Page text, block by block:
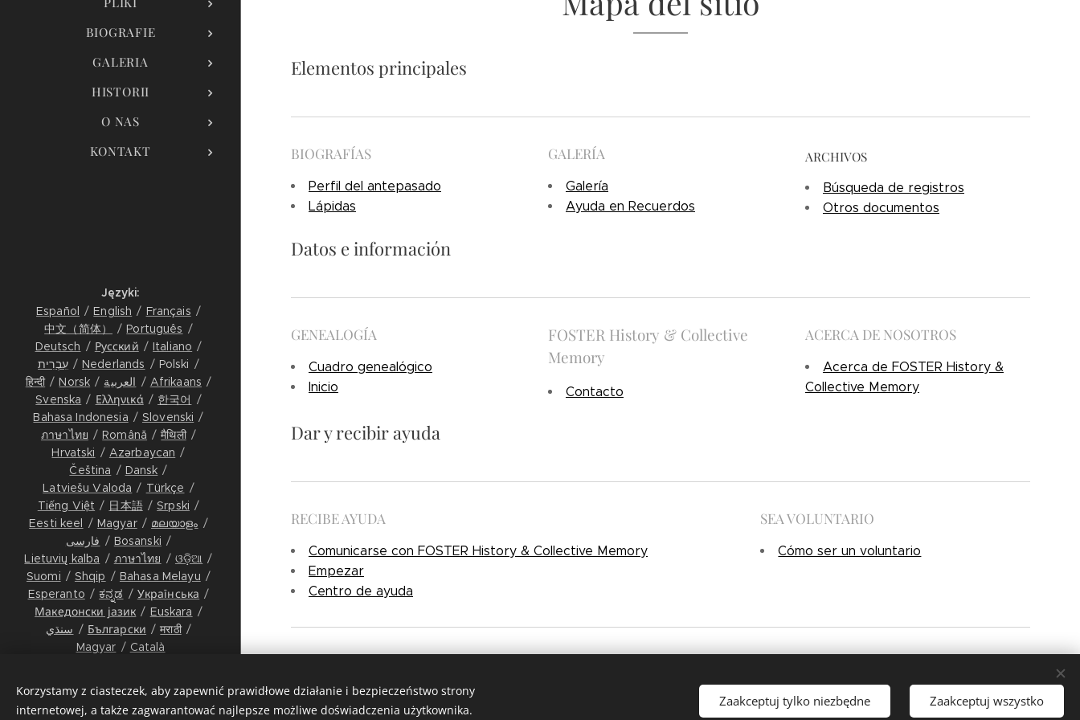
BIOGRAFIE
GALERIA
HISTORII
O NAS
KONTAKT
Elementos principales
BIOGRAFÍAS
Perfil del antepasado
Lápidas
GALERÍA
Galería
Ayuda en Recuerdos
ARCHIVOS
Búsqueda de registros
Otros documentos
Datos e información
GENEALOGÍA
Cuadro genealógico
Inicio
FOSTER History & Collective
Memory
Contacto
ACERCA DE NOSOTROS
Acerca de FOSTER History &
Collective Memory
Dar y recibir ayuda
RECIBE AYUDA
Comunicarse con FOSTER History & Collective Memory
Empezar
Centro de ayuda
SEA VOLUNTARIO
Cómo ser un voluntario
2027 FOSTER History &
Collective Memory
Języki
Español
English
Français
中文（简体）
Português
Deutsch
Русский
Italiano
עִבְרִית
Nederlands
Polski
हिन्दी
Norsk العربية
Afrikaans
Svenska
Ελληνικά
한국어
Bahasa Indonesia
Slovenski
ภาษาไทย
Română
मैथिली
Hrvatski
Azərbaycan
Čeština
Dansk
Latviešu Valoda
Türkçe
Tiếng Việt
日本語
Srpski
Eesti keel
Magyar
മലയാളം
فارسی
Bosanski
Lietuvių kalba
ภาษาไทย
ଓଡ଼ିଆ
Suomi
Shqip
Bahasa Melayu
Esperanto
ಕನ್ನಡ
Українська
Македонски јазик
Euskara
سنڌي
Български
मराठी
Magyar
Català
Korzystamy z ciasteczek, aby zapewnić prawidłowe działanie i bezpieczeństwo strony
internetowej, a także zagwarantować najlepsze możliwe doświadczenia użytkownika.
Zaakceptuj tylko niezbędne Zaakceptuj wszystko